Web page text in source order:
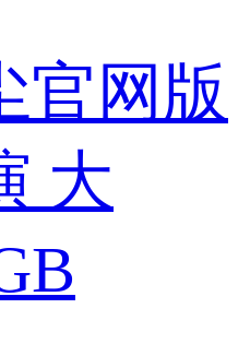
官网版
大